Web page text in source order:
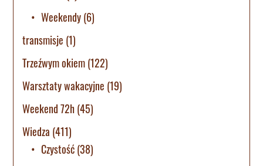
Weekendy(6)
transmisje (1)
Trzeźwym okiem(122)
Warsztaty wakacyjne (19)
Weekend 72h(45)
Wiedza (411)
Czystość(38)